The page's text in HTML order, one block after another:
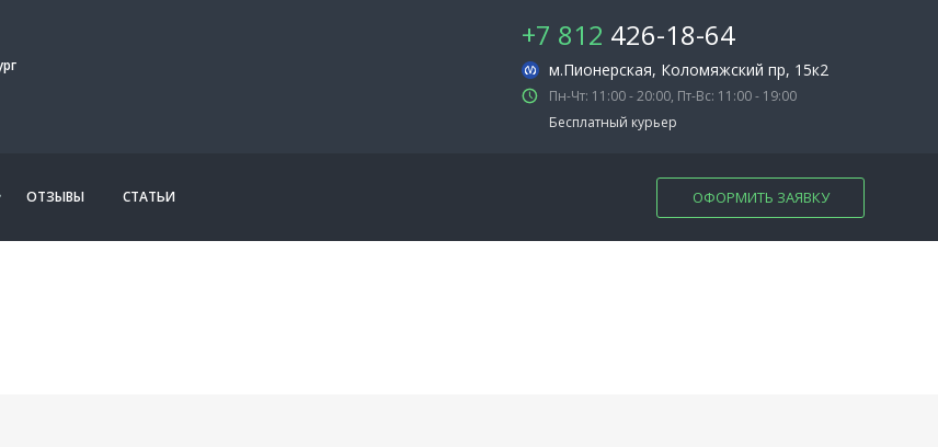
+7 812 426-18-64
м.Пионерская, Коломяжский пр, 15к2
Пн-Чт: 11:00 - 20:00, Пт-Вс: 11:00 - 19:00
Бесплатный курьер
ОТЗЫВЫ СТАТЬИ ОФОРМИТЬ ЗАЯВКУ